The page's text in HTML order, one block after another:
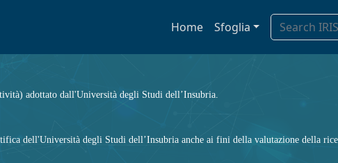
Home Sfoglia
adottato dall'Università degli Studi dell’Insubria.
dell'Università degli Studi dell’Insubria anche ai fini della valutazione della